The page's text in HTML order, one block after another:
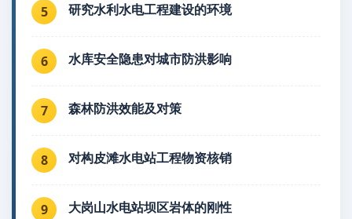
5 研究水利水电工程建设的环境
6 水库安全隐患对城市防洪影响
7 森林防洪效能及对策
8 对构皮滩水电站工程物资核销
9 大岗山水电站坝区岩体的刚性